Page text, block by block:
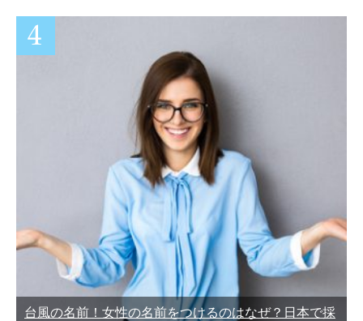
台風の名前！女性の名前をつけるのはなぜ？日本で採